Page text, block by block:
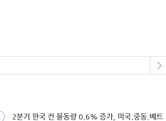
2분기 한국 컨 물동량 0.6% 증가, 미국.중동.베트